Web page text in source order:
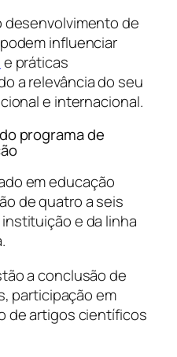
desenvolvimento de
influenciar
e práticas
a relevância do seu
e internacional.
programa de
em educação
de quatro a seis
e da linha
a conclusão de
participação em
de artigos científicos